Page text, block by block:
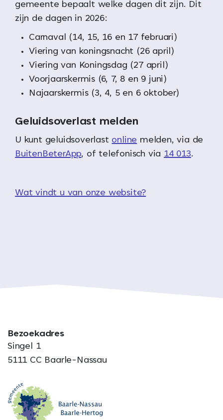
gemeente bepaalt welke dagen dit zijn. Dit
zijn de dagen in 2026:
Carnaval (14, 15, 16 en 17 februari)
Viering van koningsnacht (26 april)
Viering van Koningsdag (27 april)
Voorjaarskermis (6, 7, 8 en 9 juni)
Najaarskermis (3, 4, 5 en 6 oktober)
Geluidsoverlast melden
U kunt geluidsoverlast online melden, via de
BuitenBeterApp, of telefonisch via 14 013.
Wat vindt u van onze website?
Bezoekadres
Singel 1
5111 CC Baarle-Nassau